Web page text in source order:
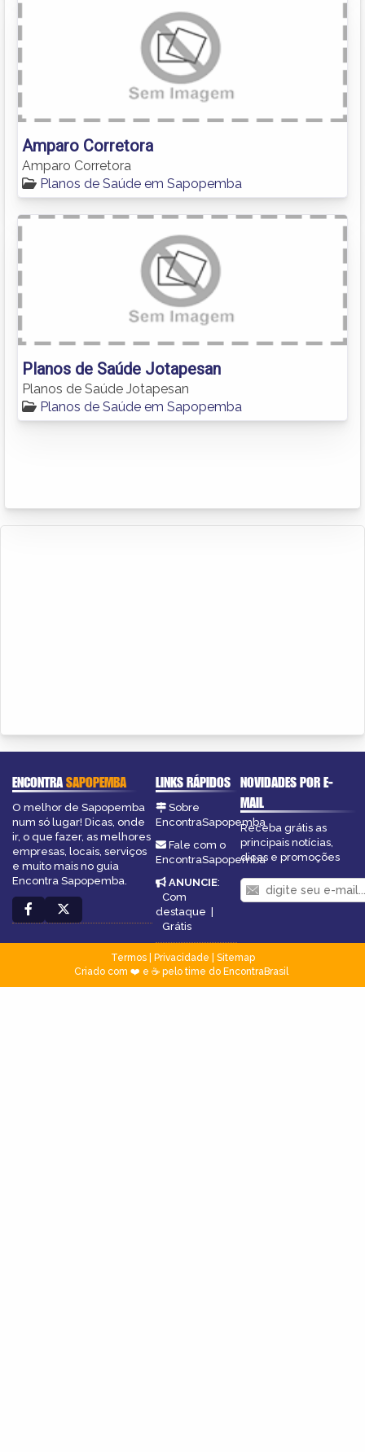
Amparo Corretora
Amparo Corretora
Planos de Saúde em Sapopemba
Planos de Saúde Jotapesan
Planos de Saúde Jotapesan
Planos de Saúde em Sapopemba
ENCONTRASAPOPEMBA
O melhor de Sapopemba
num só lugar! Dicas, onde
ir, o que fazer, as melhores
empresas, locais, serviços
e muito mais no guia
Encontra Sapopemba.
LINKS RÁPIDOS
Sobre
EncontraSapopemba
Fale com o
EncontraSapopemba
ANUNCIE:
Com
destaque |
Grátis
NOVIDADES POR E-
MAIL
Receba grátis as
principais notícias,
dicas e promoções
Termos| Privacidade
Sitemap
Criado com ❤️ e ☕ pelo time do EncontraBrasil